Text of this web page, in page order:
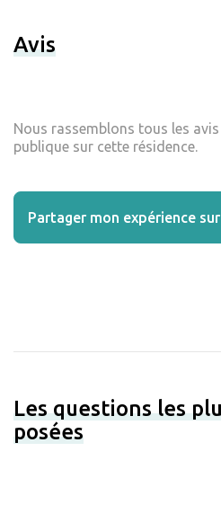
Avis
Nous rassemblons tous les
publique sur cette résidence.
Partager mon expérience
Les questions les
posées